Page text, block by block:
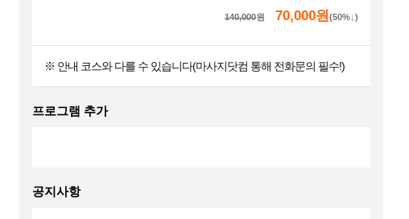
140,000원 70,000원(50%↓)
※ 안내 코스와 다를 수 있습니다(마사지닷컴 통해 전화문의 필수!)
프로그램 추가
공지사항